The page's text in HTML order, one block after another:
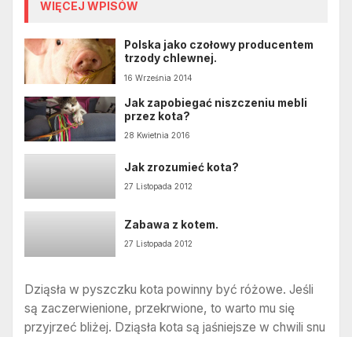
WIĘCEJ WPISÓW
Polska jako czołowy producentem
trzody chlewnej.
16 Września 2014
Jak zapobiegać niszczeniu mebli
przez kota?
28 Kwietnia 2016
Jak zrozumieć kota?
27 Listopada 2012
Zabawa z kotem.
27 Listopada 2012
Dziąsła w pyszczku kota powinny być różowe. Jeśli
są zaczerwienione, przekrwione, to warto mu się
przyjrzeć bliżej. Dziąsła kota są jaśniejsze w chwili snu